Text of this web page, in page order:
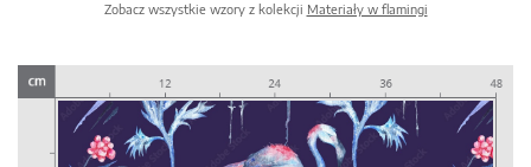
Zobacz wszystkie wzory z kolekcji Materiały w flamingi